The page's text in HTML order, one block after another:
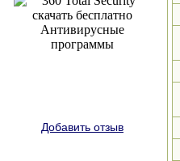
Добавить отзыв